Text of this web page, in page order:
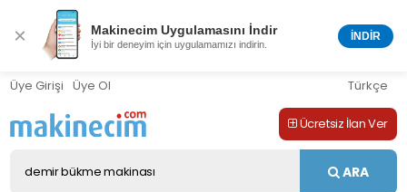
× Makinecim Uygulamasını İndir
İyi bir deneyim için uygulamamızı indirin.
İNDİR
Üye Girişi Üye Ol Türkçe
Ücretsiz İlan Ver
ARA